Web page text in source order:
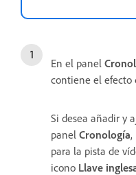
En el panel
contiene el efecto
Si desea añadir y
panel Cronología,
para la pista de
icono Llave